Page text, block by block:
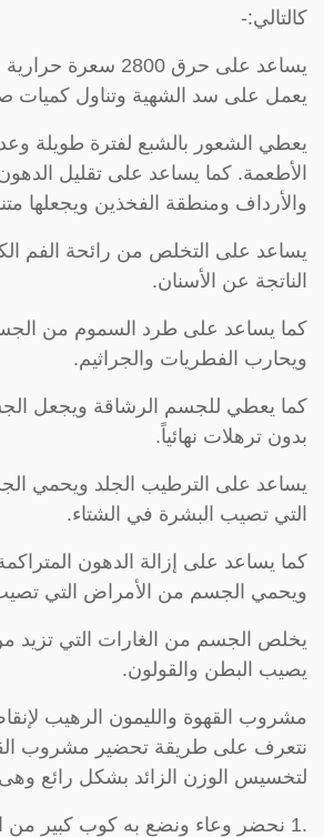
كالتالي:-
يساعد على حرق 2800
يعمل على سد الشهية وتناول كميات
يعطي الشعور بالشبع لفترة طويلة
الأطعمة. كما يساعد على تقليل
والأرداف ومنطقة الفخذين ويجعلها
يساعد على التخلص من رائحة الفم
الناتجة عن الأسنان.
كما يساعد على طرد السموم من
ويحارب الفطريات والجراثيم.
كما يعطي للجسم الرشاقة ويجعل
بدون ترهلات نهائياً.
يساعد على الترطيب الجلد ويحمي
التي تصيب البشرة في الشتاء.
كما يساعد على إزالة الدهون
ويحمي الجسم من الأمراض التي
يخلص الجسم من الغارات التي تزيد من
يصيب البطن والقولون.
مشروب القهوة والليمون الرهيب
نتعرف على طريقة تحضير مشروب
لتخسيس الوزن الزائد بشكل رائع
.1 نحضر وعاء ونضع به كوب كبير من